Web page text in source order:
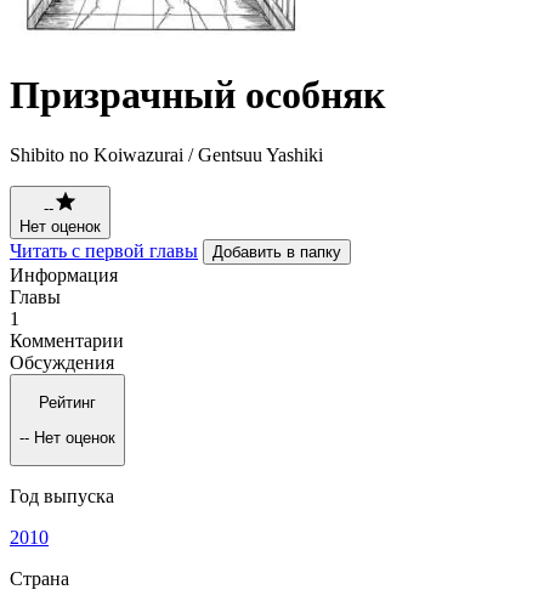
Призрачный особняк
Shibito no Koiwazurai / Gentsuu Yashiki
--
Нет оценок
Читать с первой главы Добавить в папку
Информация
Главы
1
Комментарии
Обсуждения
Рейтинг
-- Нет оценок
Год выпуска
2010
Страна